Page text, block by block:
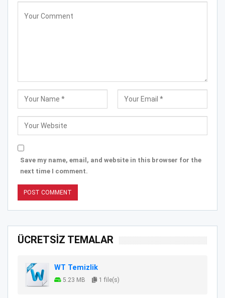
Save my name, email, and website in this browser for the
next time I comment.
ÜCRETSİZ TEMALAR
WT Temizlik
5.23 MB 1 file(s)